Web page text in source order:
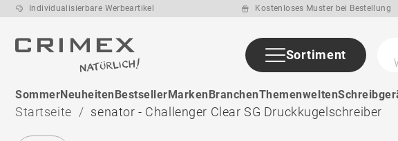
Individualisierbare Werbeartikel Kostenloses Muster bei Bestellung
Sortiment
SommerNeuheitenBestsellerMarkenBranchenThemenwelten
Startseite senator - Challenger Clear SG Druckkugelschreiber
Arbeitstage
nach
Druckfreigabe